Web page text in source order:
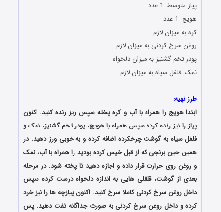
پیاز متوسط 1 عدد
هویج 1 عدد
کره به میزان لازم
روغن سرخ کردنی به میزان لازم
پودر تخم گشنیز به میزان دلخواه
نمک، فلفل سیاه به میزان لازم
طرز تهیه:
ابتدا هویج را همراه با آب و کره پخته سپس ریز رنده کنید. اکنون
پیاز را نیز رنده کرده سپس همراه با هویج، پودر تخم گشنیز، نمک و
فلفل سیاه به گوشت چرخکرده اضافه کرده و به خوبی ورز دهید. در
همین حین برنجی که از قبل خیس کرده بودید را همراه با آب، نمک
و روغن روی حرارت قرار داده و اجازه دهید تا پخته شود. در مرحله
بعدی از گوشت، قلقلی هایی به اندازه دلخواه درست کرده سپس
داخل روغن سرخ کردنی کاملا سرخ کنید. اکنون پیازچه ها را نیز خرد
کرده و داخل روغن سرخ کردنی به صورت جداگانه تفت دهید. پس